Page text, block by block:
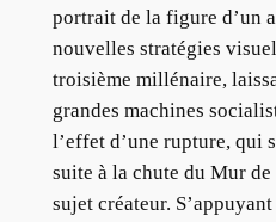
portrait de la figure d’un
nouvelles stratégies
troisième millénaire,
grandes machines
l’effet d’une rupture, qui
suite à la chute du Mur
sujet créateur.